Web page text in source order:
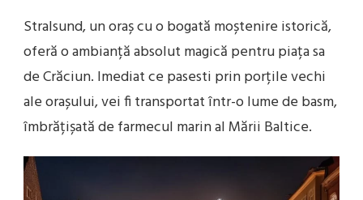
Stralsund, un oraș cu o bogată moștenire istorică,
oferă o ambianță absolut magică pentru piața sa
de Crăciun. Imediat ce pasesti prin porțile vechi
ale orașului, vei fi transportat într-o lume de basm,
îmbrățișată de farmecul marin al Mării Baltice.